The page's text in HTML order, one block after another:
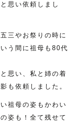
思い依頼しまし
三やお祭りの時に
う間に祖母も80代
思い、私と姉の着
も依頼しました。
祖母の姿もかわい
姿も！全て残せて